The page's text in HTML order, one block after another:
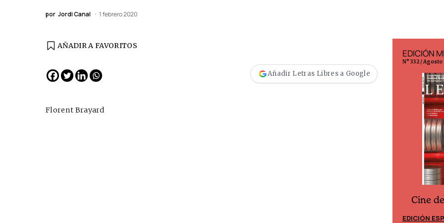
por Jordi Canal 1 febrero 2020
AÑADIR A FAVORITOS
Añadir Letras Libres a Google
Florent Brayard
EDICIÓN
N° 332 / Agosto
Cine
EDICIÓN